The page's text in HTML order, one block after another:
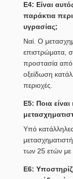
Ε4: Είναι
παράκτια
υγρασίας;
Ναί. Ο
επιστρώματα,
προστασία από
οξείδωση
περιοχές.
Ε5: Ποια
Υπό
των 25 ετών με
Ε6: